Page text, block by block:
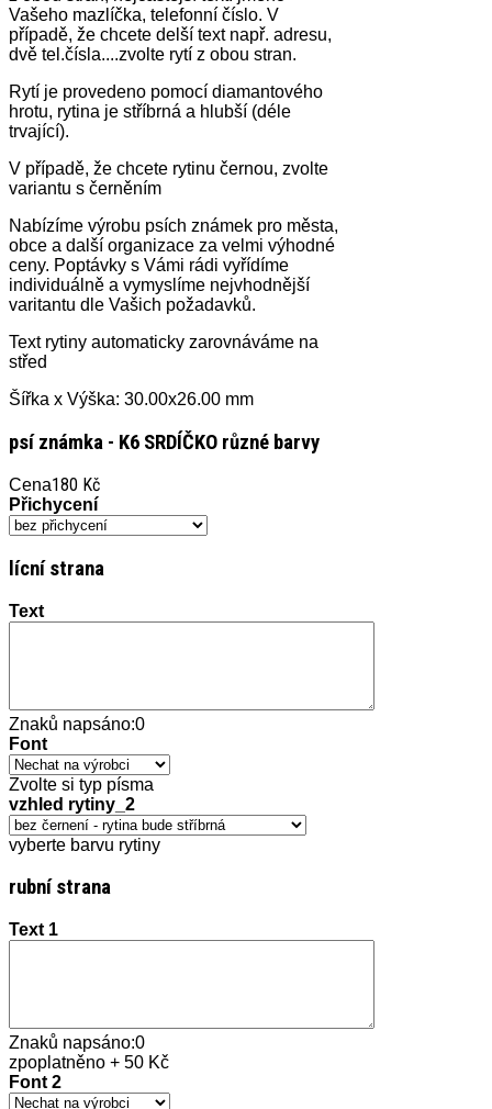
Vašeho mazlíčka, telefonní číslo. V
případě, že chcete delší text např. adresu,
dvě tel.čísla....zvolte rytí z obou stran.
Rytí je provedeno pomocí diamantového
hrotu, rytina je stříbrná a hlubší (déle
trvající).
V případě, že chcete rytinu černou, zvolte
variantu s černěním
Nabízíme výrobu psích známek pro města,
obce a další organizace za velmi výhodné
ceny. Poptávky s Vámi rádi vyřídíme
individuálně a vymyslíme nejvhodnější
varitantu dle Vašich požadavků.
Text rytiny automaticky zarovnáváme na
střed
Šířka x Výška: 30.00x26.00 mm
psí známka - K6 SRDÍČKO různé barvy
Cena180 Kč
Přichycení
lícní strana
Text
Znaků napsáno:0
Font
Zvolte si typ písma
vzhled rytiny_2
vyberte barvu rytiny
rubní strana
Text 1
Znaků napsáno:0
zpoplatněno + 50 Kč
Font 2